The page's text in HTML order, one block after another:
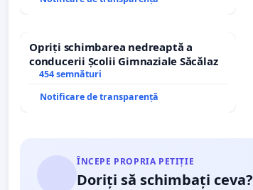
Opriți schimbarea nedreaptă a
conducerii Școlii Gimnaziale Săcălaz
454 semnături
Notificare de transparență
ÎNCEPE PROPRIA PETIȚIE
Doriți să schimbați ceva?